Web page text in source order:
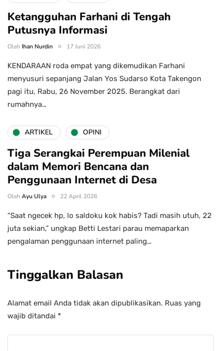
Ketangguhan Farhani di Tengah
Putusnya Informasi
Oleh Ihan Nurdin 17 Juni 2026
KENDARAAN roda empat yang dikemudikan Farhani
menyusuri sepanjang Jalan Yos Sudarso Kota Takengon
pagi itu, Rabu, 26 November 2025. Berangkat dari
rumahnya…
ARTIKEL OPINI
Tiga Serangkai Perempuan Milenial
dalam Memori Bencana dan
Penggunaan Internet di Desa
Oleh Ayu Ulya 22 April 2026
“Saat ngecek hp, lo saldoku kok habis? Tadi masih utuh, 22
juta sekian,” ungkap Betti Lestari parau memaparkan
pengalaman penggunaan internet paling…
Tinggalkan Balasan
Alamat email Anda tidak akan dipublikasikan. Ruas yang
wajib ditandai *